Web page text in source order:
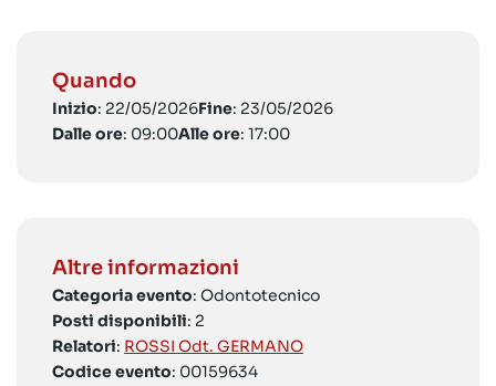
Quando
Inizio: 22/05/2026Fine: 23/05/2026
Dalle ore: 09:00Alle ore: 17:00
Altre informazioni
Categoria evento: Odontotecnico
Posti disponibili: 2
Relatori: ROSSI Odt. GERMANO
Codice evento: 00159634